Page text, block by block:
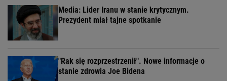
Media: Lider Iranu w stanie krytycznym.
Prezydent miał tajne spotkanie
"Rak się rozprzestrzenił". Nowe informacje o
stanie zdrowia Joe Bidena